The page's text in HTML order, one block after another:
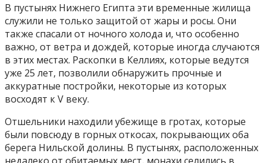
В пустынях Нижнего Египта эти временные жилища
служили не только защитой от жары и росы. Они
также спасали от ночного холода и, что особенно
важно, от ветра и дождей, которые иногда случаются
в этих местах. Раскопки в Келлиях, которые ведутся
уже 25 лет, позволили обнаружить прочные и
аккуратные постройки, некоторые из которых
восходят к V веку.
Отшельники находили убежище в гротах, которые
были повсюду в горных откосах, покрывающих оба
берега Нильской долины. В пустынях, расположенных